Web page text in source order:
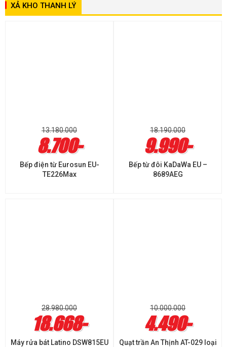
XẢ KHO THANH LÝ
13.180.000
8.700-
Bếp điện từ Eurosun EU-
TE226Max
18.190.000
9.990-
Bếp từ đôi KaDaWa EU –
8689AEG
28.980.000
18.668-
Máy rửa bát Latino DSW815EU
10.000.000
4.490-
Quạt trần An Thịnh AT-029 loại